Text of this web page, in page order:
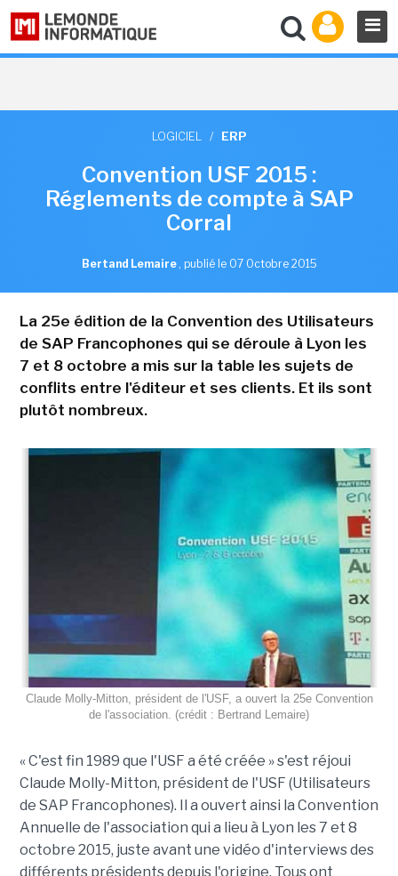
LOGICIEL / ERP
Convention USF 2015 :
Réglements de compte à SAP
Corral
Bertand Lemaire , publié le 07 Octobre 2015
La 25e édition de la Convention des Utilisateurs
de SAP Francophones qui se déroule à Lyon les
7 et 8 octobre a mis sur la table les sujets de
conflits entre l'éditeur et ses clients. Et ils sont
plutôt nombreux.
Claude Molly-Mitton, président de l'USF, a ouvert la 25e Convention
de l'association. (crédit : Bertrand Lemaire)
« C'est fin 1989 que l'USF a été créée » s'est réjoui
Claude Molly-Mitton, président de l'USF (Utilisateurs
de SAP Francophones). Il a ouvert ainsi la Convention
Annuelle de l'association qui a lieu à Lyon les 7 et 8
octobre 2015, juste avant une vidéo d'interviews des
différents présidents depuis l'origine. Tous ont